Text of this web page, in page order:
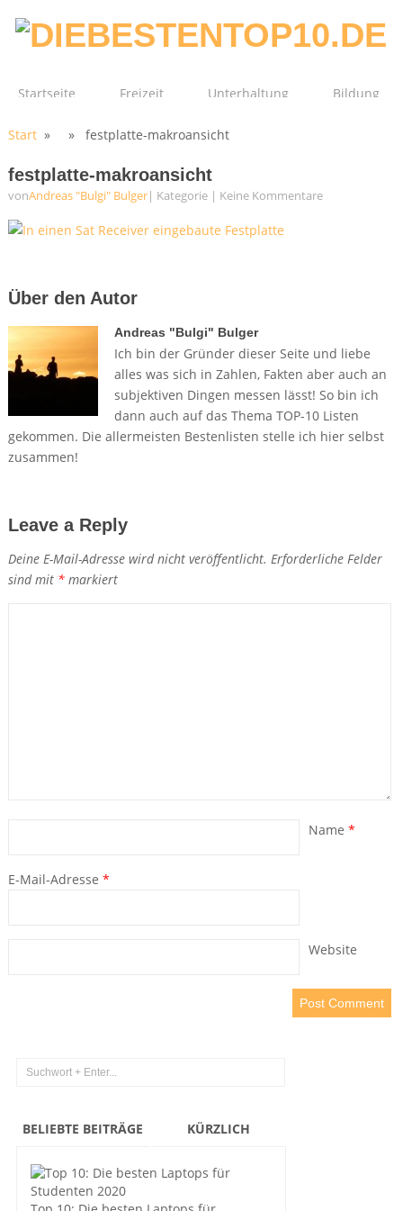
Startseite Freizeit Unterhaltung Bildung
Film
Start» » festplatte-makroansicht
festplatte-makroansicht
vonAndreas "Bulgi" Bulger| Kategorie| Keine Kommentare
Über den Autor
Andreas "Bulgi" Bulger
Ich bin der Gründer dieser Seite und liebe
alles was sich in Zahlen, Fakten aber auch an
subjektiven Dingen messen lässt! So bin ich
dann auch auf das Thema TOP-10 Listen
gekommen. Die allermeisten Bestenlisten stelle ich hier selbst
zusammen!
Leave a Reply
Deine E-Mail-Adresse wird nicht veröffentlicht. Erforderliche Felder
sind mit *markiert
Name *
E-Mail-Adresse *
Website
BELIEBTE BEITRÄGE KÜRZLICH